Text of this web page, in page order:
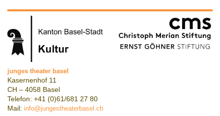
junges theater basel
Kasernenhof 11
CH – 4058 Basel
Telefon: +41 (0)61/681 27 80
Mail: info@jungestheaterbasel.ch